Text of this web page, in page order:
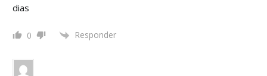
dias
0 Responder